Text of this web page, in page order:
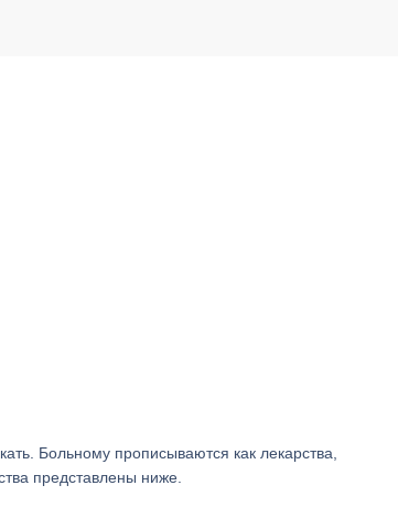
Больному прописываются как лекарства,
представлены ниже.